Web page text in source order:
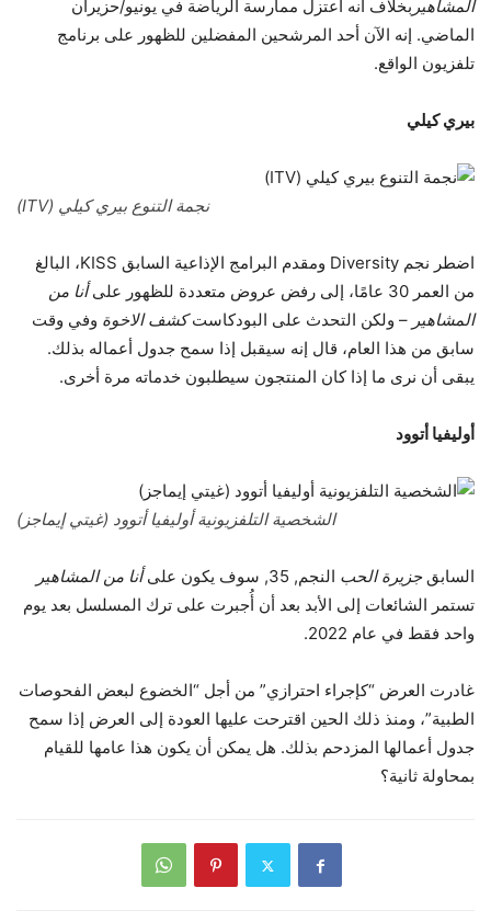
المشاهير بخلاف أنه اعتزل ممارسة الرياضة في يونيو/حزيران
الماضي. إنه الآن أحد المرشحين المفضلين للظهور على برنامج
تلفزيون الواقع.
بيري كيلي
نجمة التنوع بيري كيلي (ITV)
اضطر نجم Diversity ومقدم البرامج الإذاعية السابق KISS، البالغ
من العمر 30 عامًا، إلى رفض عروض متعددة للظهور على
أنا من
المشاهير – ولكن التحدث على البودكاستكشف الاخوة وفي وقت
سابق من هذا العام، قال إنه سيقبل إذا سمح جدول أعماله بذلك.
يبقى أن نرى ما إذا كان المنتجون سيطلبون خدماته مرة أخرى.
أوليفيا أتوود
الشخصية التلفزيونية أوليفيا أتوود (غيتي إيماجز)
السابقجزيرة الحب النجم, 35, سوف يكون على
أنا من المشاهير
تستمر الشائعات إلى الأبد بعد أن أُجبرت على ترك المسلسل بعد يوم
واحد فقط في عام 2022.
غادرت العرض “كإجراء احترازي” من أجل “الخضوع لبعض الفحوصات
الطبية”، ومنذ ذلك الحين اقترحت عليها العودة إلى العرض إذا سمح
جدول أعمالها المزدحم بذلك. هل يمكن أن يكون هذا عامها للقيام
بمحاولة ثانية؟